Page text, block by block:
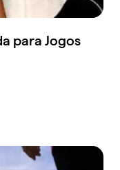
para Jogos